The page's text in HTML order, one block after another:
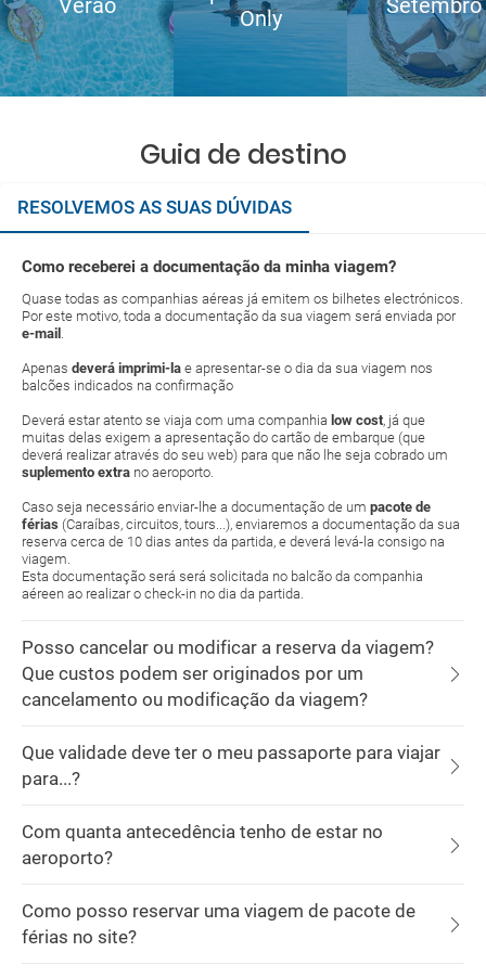
Verão
Only
Setembro
Guia de destino
RESOLVEMOS AS SUAS DÚVIDAS
Como receberei a documentação da minha viagem?
Quase todas as companhias aéreas já emitem os bilhetes electrónicos.
Por este motivo, toda a documentação da sua viagem será enviada por
e-mail .
Apenas deverá imprimi-la e apresentar-se o dia da sua viagem nos
balcões indicados na confirmação
Deverá estar atento se viaja com uma companhia low cost, já que
muitas delas exigem a apresentação do cartão de embarque (que
deverá realizar através do seu web) para que não lhe seja cobrado um
suplemento extra no aeroporto.
Caso seja necessário enviar-lhe a documentação de um pacote de
férias (Caraíbas, circuitos, tours...), enviaremos a documentação da sua
reserva cerca de 10 dias antes da partida, e deverá levá-la consigo na
viagem.
Esta documentação será será solicitada no balcão da companhia
aéreen ao realizar o check-in no dia da partida.
Posso cancelar ou modificar a reserva da viagem?
Que custos podem ser originados por um
cancelamento ou modificação da viagem?
Que validade deve ter o meu passaporte para viajar
para...?
Com quanta antecedência tenho de estar no
aeroporto?
Como posso reservar uma viagem de pacote de
férias no site?